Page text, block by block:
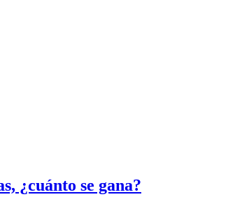
¿cuánto se gana?